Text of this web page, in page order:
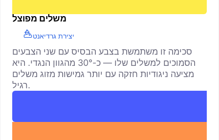
משלים מפוצל
יצירת גרדיאנט
סכימה זו משתמשת בצבע הבסיס עם שני הצבעים
הסמוכים למשלים שלו — כ-30° מהגוון הנגדי. היא
מציעה ניגודיות חזקה עם יותר גמישות מזוג משלים
רגיל.